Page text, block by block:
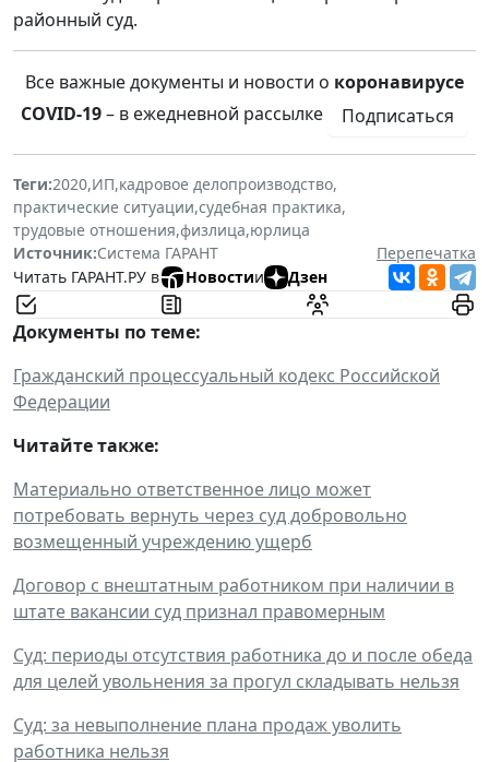
районный суд.
Все важные документы и новости о коронавирусе
COVID-19– в ежедневной рассылке Подписаться
Теги:2020,ИП,кадровое делопроизводство,
практические ситуации,судебная практика,
трудовые отношения,физлица,юрлица
Источник:Система ГАРАНТ
Перепечатка
Читать ГАРАНТ.РУ в
Новостии Дзен
Документы по теме:
Гражданский процессуальный кодекс Российской
Федерации
Читайте также:
Материально ответственное лицо может
потребовать вернуть через суд добровольно
возмещенный учреждению ущерб
Договор с внештатным работником при наличии в
штате вакансии суд признал правомерным
Суд: периоды отсутствия работника до и после обеда
для целей увольнения за прогул складывать нельзя
Суд: за невыполнение плана продаж уволить
работника нельзя